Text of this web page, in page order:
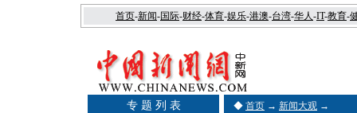
首页-新闻-国际-财经-体育-娱乐-港澳-台湾-华人-IT-教育-
专 题 列 表 ◆ 首页 → 新闻大观 →